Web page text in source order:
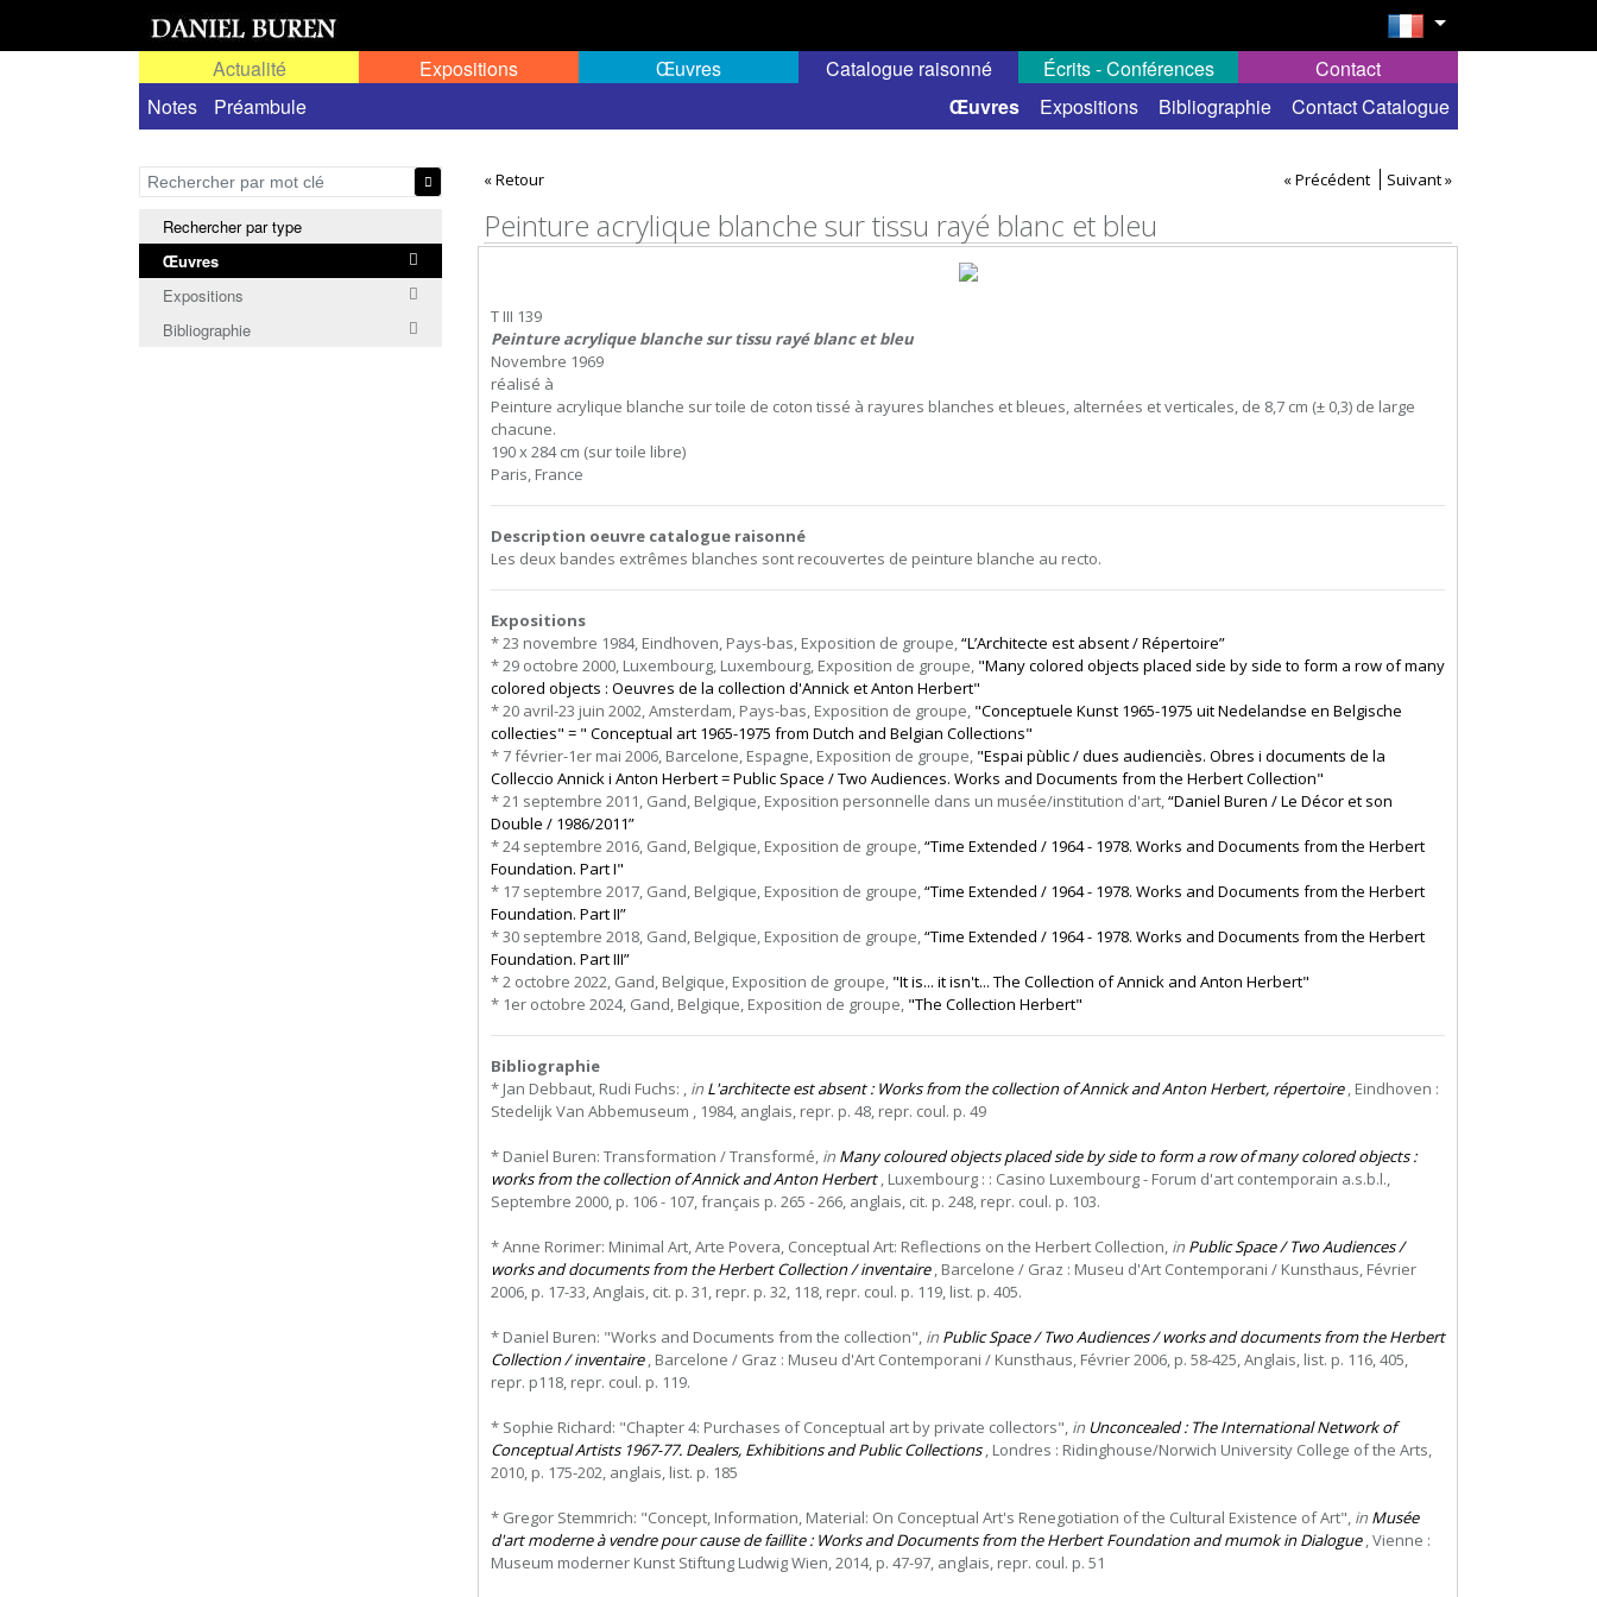
Actualité Expositions
Œuvres
Œuvres permanentes dans l'espace public ou semi-public
Catalogue raisonné
Notes
Préambule Œuvres Expositions Bibliographie Contact Catalogue
Écrits - Conférences Contact
Rechercher par type
Œuvres
Expositions
Bibliographie
« Retour « Précédent Suivant »
Peinture acrylique blanche sur tissu rayé blanc et bleu
T III 139
Peinture acrylique blanche sur tissu rayé blanc et bleu
Novembre 1969
réalisé à
Peinture acrylique blanche sur toile de coton tissé à rayures blanches et bleues, alternées et verticales, de 8,7 cm (± 0,3) de large
chacune.
190 x 284 cm (sur toile libre)
Paris, France
Description oeuvre catalogue raisonné
Les deux bandes extrêmes blanches sont recouvertes de peinture blanche au recto.
Expositions
* 23 novembre 1984, Eindhoven, Pays-bas, Exposition de groupe,“L’Architecte est absent / Répertoire”
* 29 octobre 2000, Luxembourg, Luxembourg, Exposition de groupe, "Many colored objects placed side by side to form a row of many
colored objects : Oeuvres de la collection d'Annick et Anton Herbert"
* 20 avril-23 juin 2002, Amsterdam, Pays-bas, Exposition de groupe, "Conceptuele Kunst 1965-1975 uit Nedelandse en Belgische
collecties" = " Conceptual art 1965-1975 from Dutch and Belgian Collections"
* 7 février-1er mai 2006, Barcelone, Espagne, Exposition de groupe, "Espai pùblic / dues audienciès. Obres i documents de la
Colleccio Annick i Anton Herbert = Public Space / Two Audiences. Works and Documents from the Herbert Collection"
* 21 septembre 2011, Gand, Belgique, Exposition personnelle dans un musée/institution d'art,“Daniel Buren / Le Décor et son
Double / 1986/2011”
* 24 septembre 2016, Gand, Belgique, Exposition de groupe,“Time Extended / 1964 - 1978. Works and Documents from the Herbert
Foundation. Part I"
* 17 septembre 2017, Gand, Belgique, Exposition de groupe,“Time Extended / 1964 - 1978. Works and Documents from the Herbert
Foundation. Part II”
* 30 septembre 2018, Gand, Belgique, Exposition de groupe,“Time Extended / 1964 - 1978. Works and Documents from the Herbert
Foundation. Part III”
* 2 octobre 2022, Gand, Belgique, Exposition de groupe, "It is... it isn't... The Collection of Annick and Anton Herbert"
* 1er octobre 2024, Gand, Belgique, Exposition de groupe, "The Collection Herbert"
Bibliographie
* Jan Debbaut, Rudi Fuchs: , in L'architecte est absent : Works from the collection of Annick and Anton Herbert, répertoire, Eindhoven :
Stedelijk Van Abbemuseum , 1984, anglais, repr. p. 48, repr. coul. p. 49
* Daniel Buren: Transformation / Transformé, in Many coloured objects placed side by side to form a row of many colored objects :
works from the collection of Annick and Anton Herbert, Luxembourg : : Casino Luxembourg - Forum d'art contemporain a.s.b.l.,
Septembre 2000, p. 106 - 107, français p. 265 - 266, anglais, cit. p. 248, repr. coul. p. 103.
* Anne Rorimer: Minimal Art, Arte Povera, Conceptual Art: Reflections on the Herbert Collection, in Public Space / Two Audiences /
works and documents from the Herbert Collection / inventaire, Barcelone / Graz : Museu d'Art Contemporani / Kunsthaus, Février
2006, p. 17-33, Anglais, cit. p. 31, repr. p. 32, 118, repr. coul. p. 119, list. p. 405.
* Daniel Buren: "Works and Documents from the collection", in Public Space / Two Audiences / works and documents from the Herbert
Collection / inventaire, Barcelone / Graz : Museu d'Art Contemporani / Kunsthaus, Février 2006, p. 58-425, Anglais, list. p. 116, 405,
repr. p118, repr. coul. p. 119.
* Sophie Richard: "Chapter 4: Purchases of Conceptual art by private collectors", in Unconcealed : The International Network of
Conceptual Artists 1967-77. Dealers, Exhibitions and Public Collections, Londres : Ridinghouse/Norwich University College of the Arts,
2010, p. 175-202, anglais, list. p. 185
* Gregor Stemmrich: "Concept, Information, Material: On Conceptual Art's Renegotiation of the Cultural Existence of Art", in Musée
d'art moderne à vendre pour cause de faillite : Works and Documents from the Herbert Foundation and mumok in Dialogue, Vienne :
Museum moderner Kunst Stiftung Ludwig Wien, 2014, p. 47-97, anglais, repr. coul. p. 51